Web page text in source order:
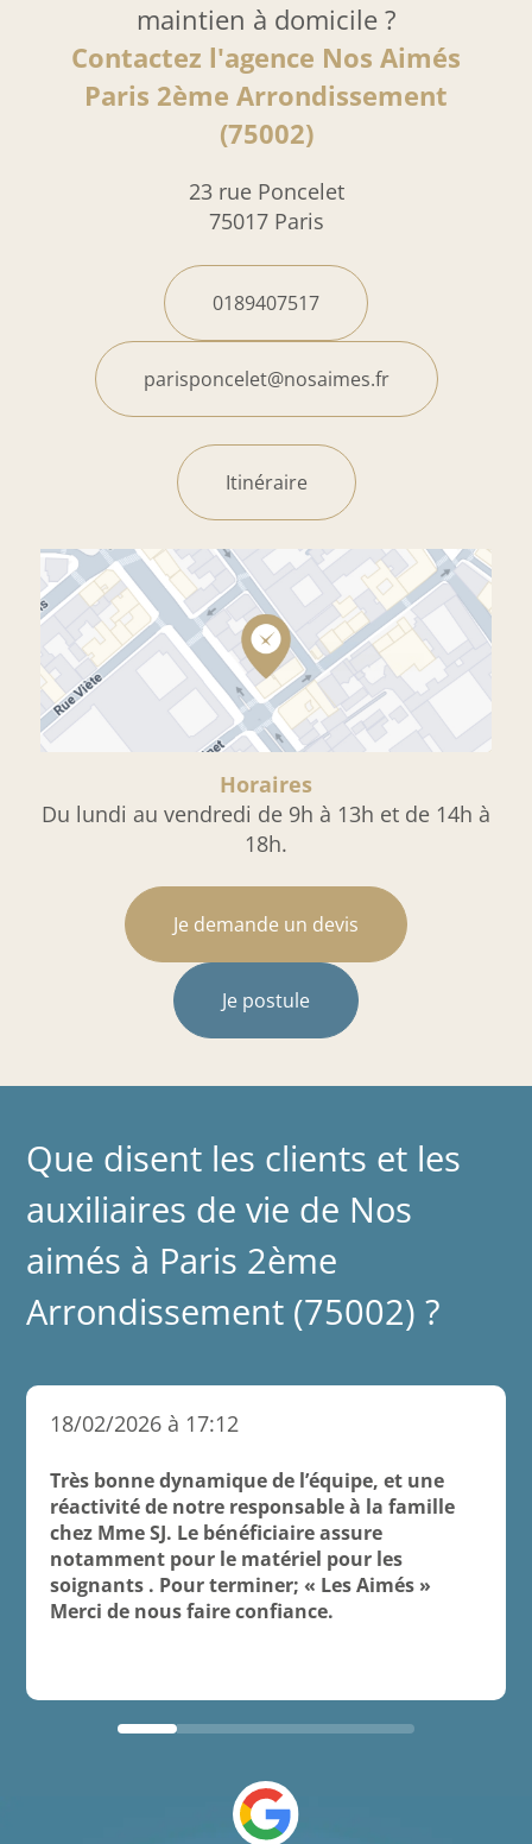
maintien à domicile ?
Contactez l'agence Nos Aimés
Paris 2ème Arrondissement
(75002)
23 rue Poncelet
75017 Paris
0189407517
parisponcelet@nosaimes.fr
Itinéraire
Horaires
Du lundi au vendredi de 9h à 13h et de 14h à
18h.
Je demande un devis
Je postule
Que disent les clients et les
auxiliaires de vie de Nos
aimés à Paris 2ème
Arrondissement (75002) ?
18/02/2026 à 17:12
Très bonne dynamique de l’équipe, et une
réactivité de notre responsable à la famille
chez Mme SJ. Le bénéficiaire assure
notamment pour le matériel pour les
soignants . Pour terminer; « Les Aimés »
Merci de nous faire confiance.